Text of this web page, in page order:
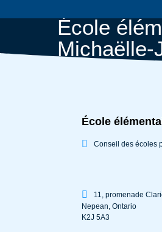
École
Michaëlle-
École
Conseil des écoles
11, promenade
Nepean,Ontario
K2J 5A3